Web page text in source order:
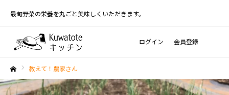
最旬野菜の栄養を丸ごと美味しくいただきます。
ログイン 会員登録
教えて！農家さん